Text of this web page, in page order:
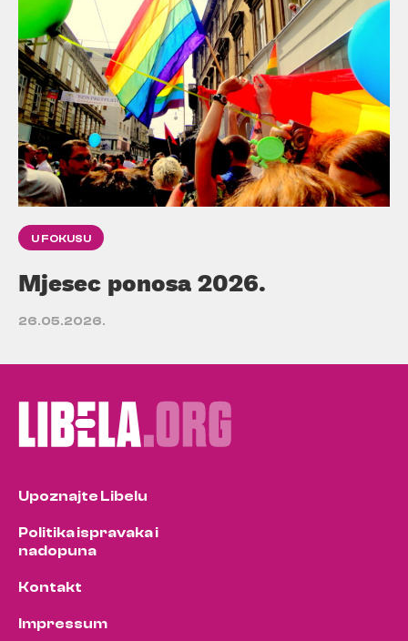
U FOKUSU
Mjesec ponosa 2026.
26.05.2026.
Upoznajte Libelu
Politika ispravaka i
nadopuna
Kontakt
Impressum